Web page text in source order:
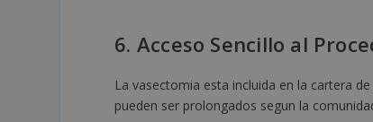
6. Acceso Sencillo al
La vasectomia esta incluida en la cartera
pueden ser prolongados segun la